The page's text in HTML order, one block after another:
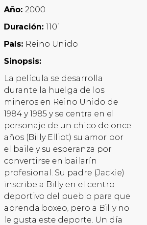
Año:2000
Duración:110’
País: Reino Unido
Sinopsis:
La película se desarrolla
durante la huelga de los
mineros en Reino Unido de
1984 y 1985 y se centra en el
personaje de un chico de once
años (Billy Elliot) su amor por
el baile y su esperanza por
convertirse en bailarín
profesional. Su padre (Jackie)
inscribe a Billy en el centro
deportivo del pueblo para que
aprenda boxeo, pero a Billy no
le gusta este deporte. Un día